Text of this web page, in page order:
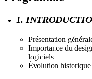
1.
Présentation
Importance du
logiciels
Évolution historique